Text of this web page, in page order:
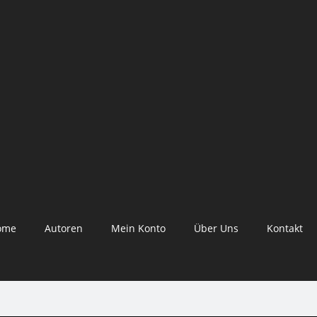
Autoren Mein Konto Über Uns Kontakt